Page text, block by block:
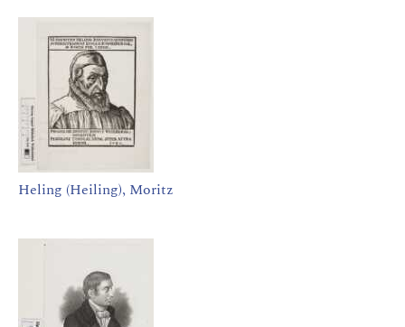
Heling (Heiling), Moritz